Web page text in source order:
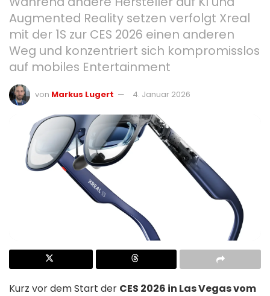
Augmented Reality setzen verfolgt Xreal
mit der 1S zur CES 2026 einen anderen
Weg und konzentriert sich kompromisslos
auf mobiles Entertainment
von Markus Lugert 4. Januar 2026
Kurz vor dem Start der CES 2026 in Las Vegas vom